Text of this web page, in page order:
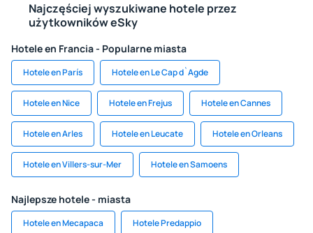
Najczęściej wyszukiwane hotele przez
użytkowników eSky
Hotele en Francia - Popularne miasta
Hotele en París Hotele en Le Cap d`Agde
Hotele en Nice Hotele en Frejus Hotele en Cannes
Hotele en Arles Hotele en Leucate Hotele en Orleans
Hotele en Villers-sur-Mer Hotele en Samoens
Najlepsze hotele - miasta
Hotele en Mecapaca Hotele Predappio